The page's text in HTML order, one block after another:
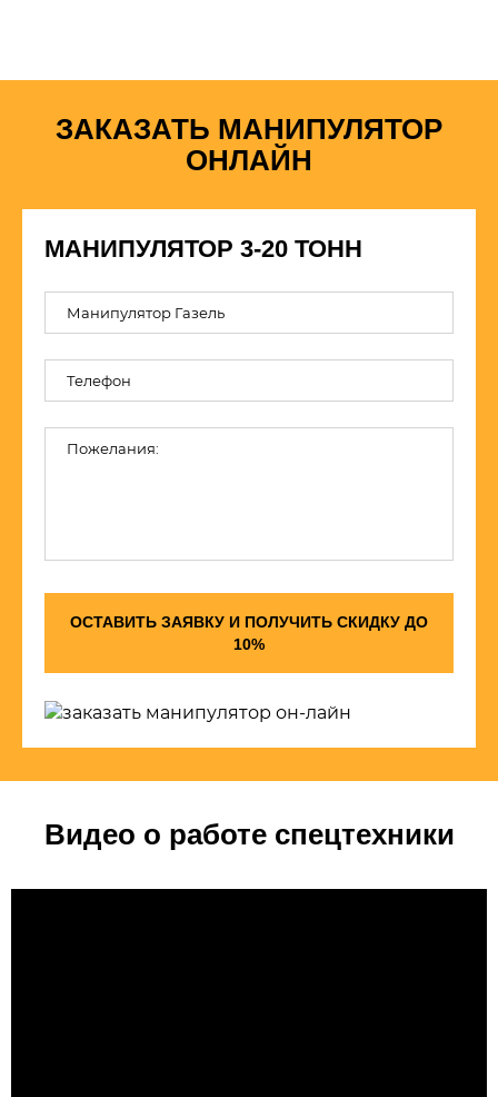
ЗАКАЗАТЬ МАНИПУЛЯТОР
ОНЛАЙН
МАНИПУЛЯТОР 3-20 ТОНН
ОСТАВИТЬ ЗАЯВКУ И ПОЛУЧИТЬ СКИДКУ ДО
10%
Видео о работе спецтехники